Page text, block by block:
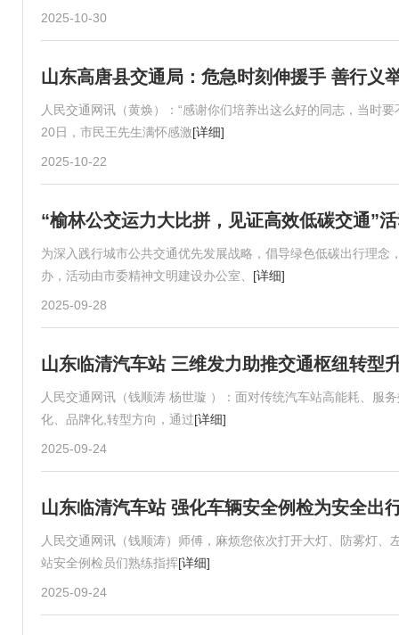
2025-10-30
山东高唐县交通局：危急时刻伸援手 善行义
人民交通网讯（黄焕）：“感谢你们培养出这么好的同志，当时
20日，市民王先生满怀感激[详细]
2025-10-22
“榆林公交运力大比拼，见证高效低碳交通”
为深入践行城市公共交通优先发展战略，倡导绿色低碳出行理
办，活动由市委精神文明建设办公室、 [详细]
2025-09-28
山东临清汽车站 三维发力助推交通枢纽转型
人民交通网讯（钱顺涛 杨世璇 ）：面对传统汽车站高能耗、服
化、品牌化,转型方向，通过[详细]
2025-09-24
山东临清汽车站 强化车辆安全例检为安全出
人民交通网讯（钱顺涛）师傅，麻烦您依次打开大灯、防雾灯
站安全例检员们熟练指挥[详细]
2025-09-24